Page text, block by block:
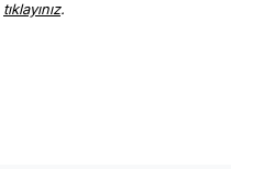
tıklayınız.